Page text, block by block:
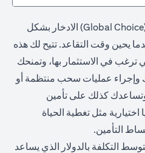
يتيح لك تأمين جلوبال تشويس (Global Choice) الادخار بشكل
يحين وقت التقاعد. تتيح لك هذه
ترغب في الاستثمار بها، وتمنحك
وإجراء عمليات سحب منتظمة أو
كذلك على تأمين
مثل تغطية الحياة
التأمين.
التكلفة بالدولار الذي يساعد